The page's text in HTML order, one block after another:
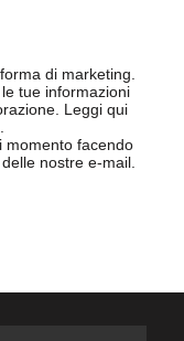
di marketing.
tue informazioni
Leggi qui
.
momento facendo
nostre e-mail.